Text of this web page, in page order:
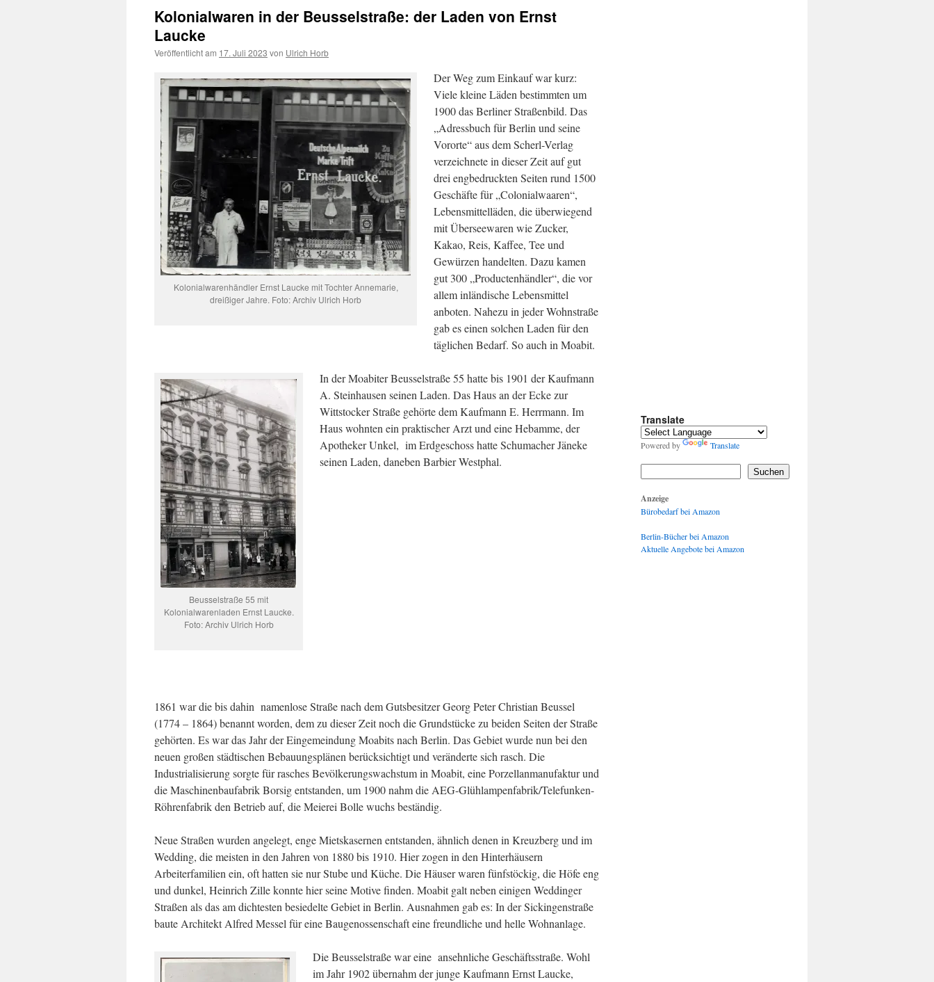
Kolonialwaren in der Beusselstraße: der Laden von Ernst
Laucke
Veröffentlicht am 17. Juli 2023 von Ulrich Horb
Kolonialwarenhändler Ernst Laucke mit Tochter Annemarie,
dreißiger Jahre. Foto: Archiv Ulrich Horb
Der Weg zum Einkauf war kurz:
Viele kleine Läden bestimmten um
1900 das Berliner Straßenbild. Das
„Adressbuch für Berlin und seine
Vororte“ aus dem Scherl-Verlag
verzeichnete in dieser Zeit auf gut
drei engbedruckten Seiten rund 1500
Geschäfte für „Colonialwaaren“,
Lebensmittelläden, die überwiegend
mit Überseewaren wie Zucker,
Kakao, Reis, Kaffee, Tee und
Gewürzen handelten. Dazu kamen
gut 300 „Productenhändler“, die vor
allem inländische Lebensmittel
anboten. Nahezu in jeder Wohnstraße
gab es einen solchen Laden für den
täglichen Bedarf. So auch in Moabit.
Beusselstraße 55 mit
Kolonialwarenladen Ernst Laucke.
Foto: Archiv Ulrich Horb
In der Moabiter Beusselstraße 55 hatte bis 1901 der Kaufmann
A. Steinhausen seinen Laden. Das Haus an der Ecke zur
Wittstocker Straße gehörte dem Kaufmann E. Herrmann. Im
Haus wohnten ein praktischer Arzt und eine Hebamme, der
Apotheker Unkel, im Erdgeschoss hatte Schumacher Jäneke
seinen Laden, daneben Barbier Westphal.
1861 war die bis dahin namenlose Straße nach dem Gutsbesitzer Georg Peter Christian Beussel
(1774 – 1864) benannt worden, dem zu dieser Zeit noch die Grundstücke zu beiden Seiten der Straße
gehörten. Es war das Jahr der Eingemeindung Moabits nach Berlin. Das Gebiet wurde nun bei den
neuen großen städtischen Bebauungsplänen berücksichtigt und veränderte sich rasch. Die
Industrialisierung sorgte für rasches Bevölkerungswachstum in Moabit, eine Porzellanmanufaktur und
die Maschinenbaufabrik Borsig entstanden, um 1900 nahm die AEG-Glühlampenfabrik/Telefunken-
Röhrenfabrik den Betrieb auf, die Meierei Bolle wuchs beständig.
Neue Straßen wurden angelegt, enge Mietskasernen entstanden, ähnlich denen in Kreuzberg und im
Wedding, die meisten in den Jahren von 1880 bis 1910. Hier zogen in den Hinterhäusern
Arbeiterfamilien ein, oft hatten sie nur Stube und Küche. Die Häuser waren fünfstöckig, die Höfe eng
und dunkel, Heinrich Zille konnte hier seine Motive finden. Moabit galt neben einigen Weddinger
Straßen als das am dichtesten besiedelte Gebiet in Berlin. Ausnahmen gab es: In der Sickingenstraße
baute Architekt Alfred Messel für eine Baugenossenschaft eine freundliche und helle Wohnanlage.
Die Beusselstraße war eine ansehnliche Geschäftsstraße. Wohl
im Jahr 1902 übernahm der junge Kaufmann Ernst Laucke,
Translate
Powered by Translate
Suchen
Anzeige
Bürobedarf bei Amazon
Berlin-Bücher bei Amazon
Aktuelle Angebote bei Amazon